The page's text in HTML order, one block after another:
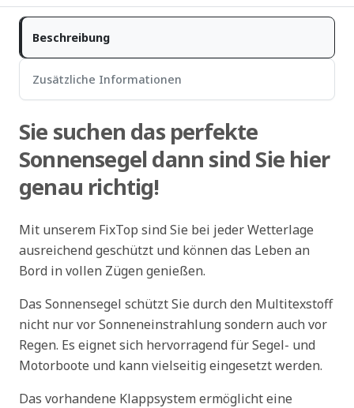
Beschreibung
Zusätzliche Informationen
Sie suchen das perfekte
Sonnensegel dann sind Sie hier
genau richtig!
Mit unserem FixTop sind Sie bei jeder Wetterlage
ausreichend geschützt und können das Leben an
Bord in vollen Zügen genießen.
Das Sonnensegel schützt Sie durch den Multitexstoff
nicht nur vor Sonneneinstrahlung sondern auch vor
Regen. Es eignet sich hervorragend für Segel- und
Motorboote und kann vielseitig eingesetzt werden.
Das vorhandene Klappsystem ermöglicht eine